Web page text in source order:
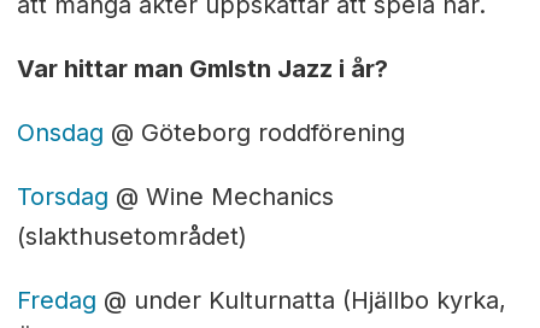
Var hittar man Gmlstn Jazz i år?
Onsdag @ Göteborg roddförening
Torsdag @ Wine Mechanics
(slakthusetområdet)
Fredag @ under Kulturnatta (Hjällbo kyrka,